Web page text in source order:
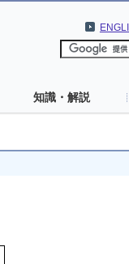
知識・解説